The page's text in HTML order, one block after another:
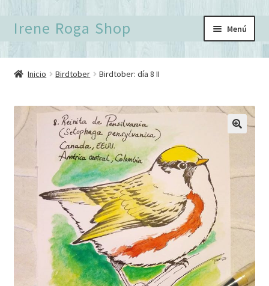
Ir
a
navegación
Ir
al
Irene Roga Shop Menú
Inicio
Carrito
Finalizar compra
Formulario de contacto
Mi cuenta
Política de Privacidad
Inicio Birdtober Birdtober: día 8 II